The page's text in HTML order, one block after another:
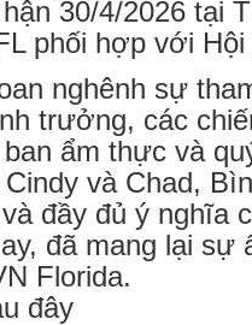
30/4/2026 tại
phối hợp với
nghênh sự
trưởng, các
ẩm thực và
và Chad,
đầy đủ ý nghĩa
đã mang lại sự
Florida.
đây